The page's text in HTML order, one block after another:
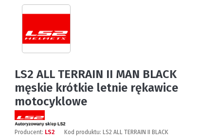
LS2 ALL TERRAIN II MAN BLACK
męskie krótkie letnie rękawice
motocyklowe
Producent: LS2 Kod produktu: LS2 ALL TERRAIN II BLACK